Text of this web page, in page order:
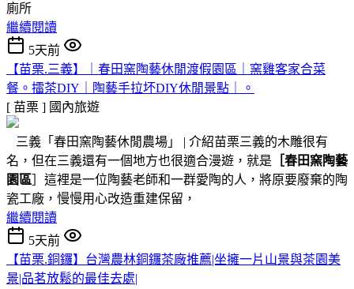
廁所
繼續閱讀
5天前
【苗栗.三義】｜春田窯陶藝休閒渡假園區｜窯雞客家合菜
餐。擂茶DIY｜陶藝手拉坏DIY休閒景點｜。
[ 苗栗 ] 國內旅遊
三義「春田窯陶藝休閒農場」 | 介紹苗栗三義的木雕很有
名，但在三義還有一個地方也很適合漫遊，就是 ［春田窯陶藝
園區 ］這裡是一位陶藝老師和一群愛陶的人，將原要廢棄的陶
瓷工廠，慢慢用心改造重建保留，
繼續閱讀
5天前
【苗栗.銅鑼】台灣農林銅鑼茶廠推薦|坐擁一片山景與茶園美
景|品茗放鬆的最佳去處|